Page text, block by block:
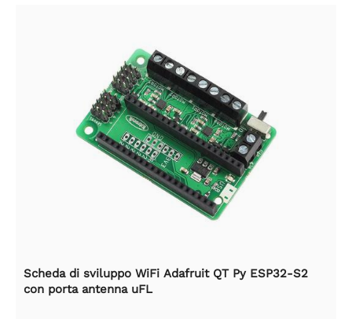
Scheda di sviluppo WiFi Adafruit QT Py ESP32-S2
con porta antenna uFL